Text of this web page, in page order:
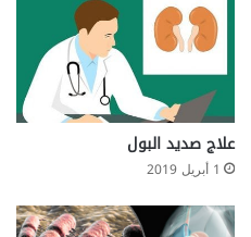
علاج صديد البول
1 أبريل 2019